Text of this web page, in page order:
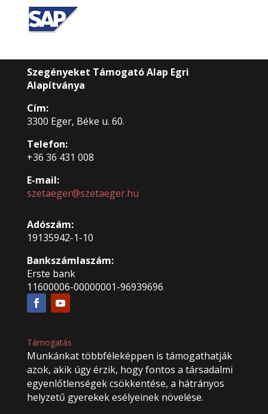
Szegényeket Támogató Alap Egri
Alapítványa
Cím:
3300 Eger, Béke u. 60.
Telefon:
+36 36 431 008
E-mail:
szetaeger@szetaeger.hu
Adószám:
19135942-1-10
Bankszámlaszám:
Erste bank
11600006-00000001-96939696
Támogatás
Munkánkat többféleképpen is támogathatják
azok, akik úgy érzik, hogy fontos a társadalmi
egyenlőtlenségek csökkentése, a hátrányos
helyzetű gyerekek esélyeinek növelése.